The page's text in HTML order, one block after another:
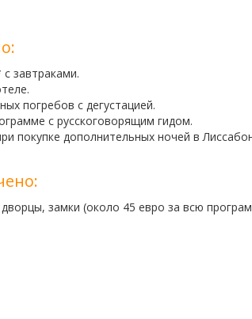
завтраками.
погребов с дегустацией.
с русскоговорящим гидом.
покупке дополнительных ночей в
замки (около 45 евро за всю